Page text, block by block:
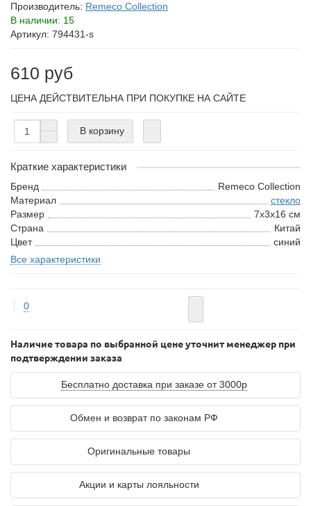
Производитель: Remeco Collection
В наличии: 15
Артикул: 794431-s
610 руб
ЦЕНА ДЕЙСТВИТЕЛЬНА ПРИ ПОКУПКЕ НА САЙТЕ
В корзину
Краткие характеристики
Бренд
Remeco Collection
Материал
стекло
Размер
7х3х16 см
Страна
Китай
Цвет
синий
Все характеристики
0
Наличие товара по выбранной цене уточнит менеджер при
подтверждении заказа
Бесплатно доставка при заказе от 3000р
Обмен и возврат по законам РФ
Оригинальные товары
Акции и карты лояльности